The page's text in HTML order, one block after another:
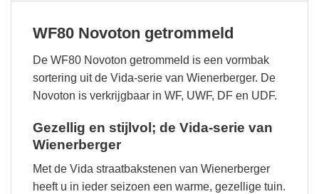
WF80 Novoton getrommeld
De WF80 Novoton getrommeld is een vormbak
sortering uit de Vida-serie van Wienerberger. De
Novoton is verkrijgbaar in WF, UWF, DF en UDF.
Gezellig en stijlvol; de Vida-serie van
Wienerberger
Met de Vida straatbakstenen van Wienerberger
heeft u in ieder seizoen een warme, gezellige tuin.